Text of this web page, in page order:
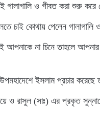
গালাগালি ও গীবত করা শুরু
চাই কোথায় পেলেন
আপনাকে না চিনে তাহলে
ইসলাম প্রচার করেছে
ও রাসুল (সাঃ) এর প্রকৃত